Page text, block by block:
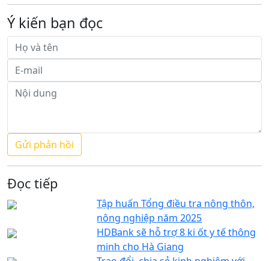
Ý kiến bạn đọc
Đọc tiếp
Tập huấn Tổng điều tra nông thôn,
nông nghiệp năm 2025
HDBank sẽ hỗ trợ 8 ki ốt y tế thông
minh cho Hà Giang